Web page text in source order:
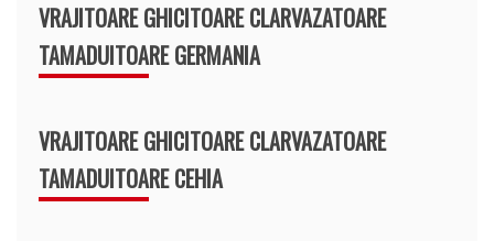
VRAJITOARE GHICITOARE CLARVAZATOARE
TAMADUITOARE GERMANIA
VRAJITOARE GHICITOARE CLARVAZATOARE
TAMADUITOARE CEHIA